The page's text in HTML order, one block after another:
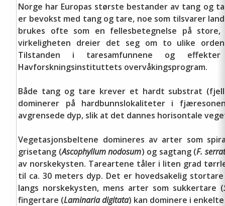
Norge har Europas største bestander av tang og
er bevokst med tang og tare, noe som tilsvarer
brukes ofte som en fellesbetegnelse på
virkeligheten dreier det seg om to ulike
Tilstanden i taresamfunnene og
Havforskningsinstituttets overvåkingsprogram.
Både tang og tare krever et hardt substrat
dominerer på hardbunnslokaliteter i
avgrensede dyp, slik at det dannes horisontale
Vegetasjonsbeltene domineres av arter som
grisetang (Ascophyllum nodosum) og sagtang (F.
av norskekysten. Tareartene tåler i liten grad
til ca. 30 meters dyp. Det er hovedsakelig
langs norskekysten, mens arter som sukkertare (
fingertare (Laminaria digitata) kan dominere i